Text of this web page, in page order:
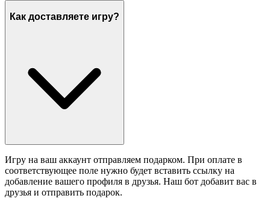
Как доставляете игру?
Игру на ваш аккаунт отправляем подарком. При оплате в
соответствующее поле нужно будет вставить ссылку на
добавление вашего профиля в друзья. Наш бот добавит вас в
друзья и отправить подарок.